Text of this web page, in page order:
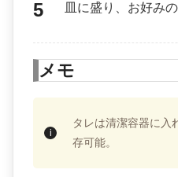
皿に盛り、お好み
メモ
タレは清潔容器に入
存可能。